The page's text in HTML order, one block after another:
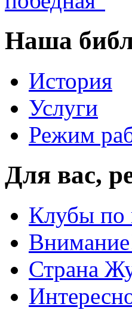
Наша
История
Услуги
Режим
Для вас,
Клубы по
Страна